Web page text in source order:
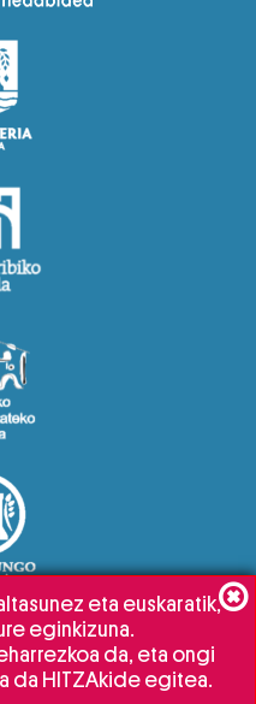
eta euskaratik,
eginkizuna.
da, eta ongi
da HITZAkide egitea.